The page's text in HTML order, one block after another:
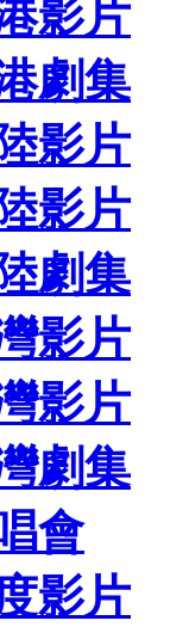
影片
劇集
影片
影片
劇集
影片
影片
劇集
會
影片